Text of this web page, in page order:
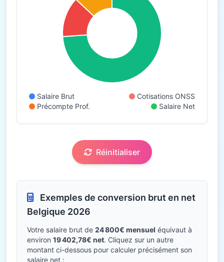
Salaire Brut
Cotisations ONSS
Précompte Prof.
Salaire Net
Réinitialiser
Exemples de conversion brut en net
Belgique 2026
Votre salaire brut de 24 800€ mensuel équivaut à
environ 19 402,78€ net. Cliquez sur un autre
montant ci-dessous pour calculer précisément son
salaire net :